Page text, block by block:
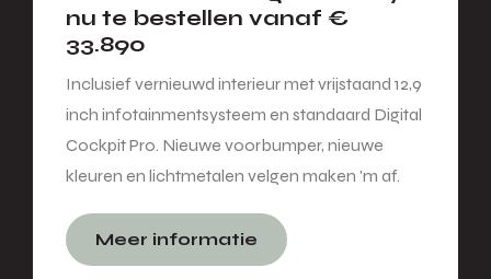
nu te bestellen vanaf €
33.890
Inclusief vernieuwd interieur met vrijstaand 12,9
inch infotainmentsysteem en standaard Digital
Cockpit Pro. Nieuwe voorbumper, nieuwe
kleuren en lichtmetalen velgen maken 'm af.
Meer informatie